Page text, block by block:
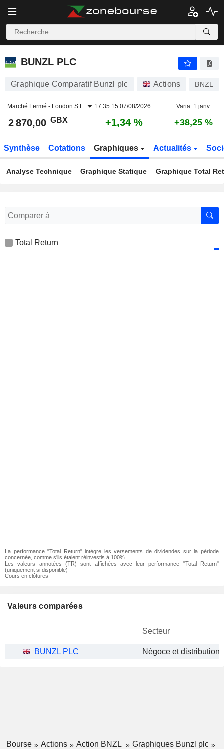
BUNZL PLC
BUNZL PLC
Graphique Comparatif Bunzl plc Actions BNZL
Marché Fermé - London S.E. 17:35:15 07/08/2026 Varia. 1 janv.
2 870,00 GBX +1,34 % +38,25 %
Synthèse Cotations Graphiques Actualités
Analyse Technique Graphique Statique Graphique Total
Total Return
La performance "Total Return" intègre les versements de dividendes sur la période
concernée, comme s'ils étaient réinvestis à 100%.
Les valeurs annotées (TR) sont affichées avec leur performance "Total Return"
(uniquement si disponible)
Cours en clôtures
Valeurs comparées
Secteur
BUNZL PLC
Bourse Actions Action BNZL
Graphiques Bunzl plc